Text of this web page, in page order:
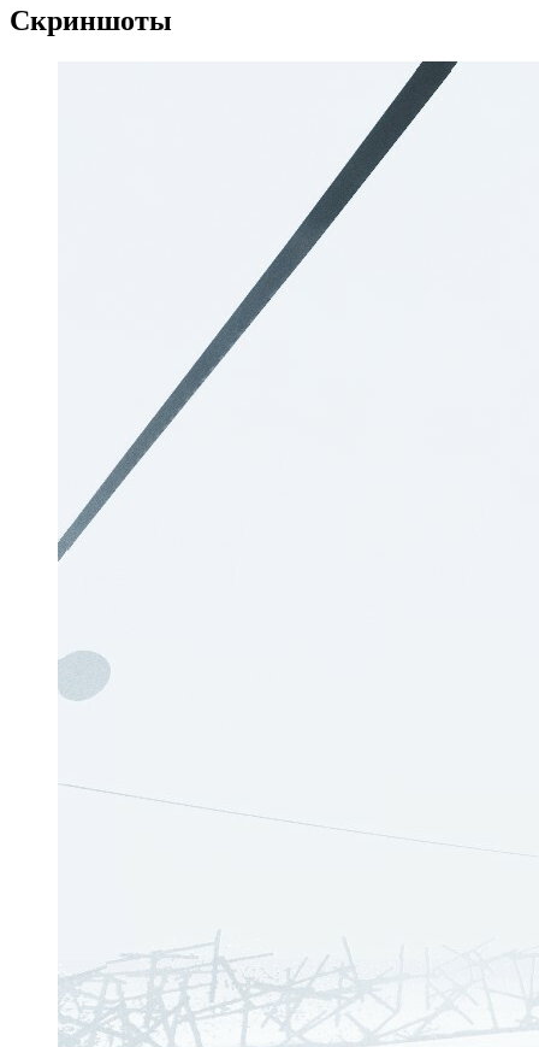
Скриншоты